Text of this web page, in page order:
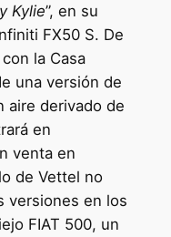
Kylie”, en su
FX50 S. De
la Casa
una versión de
aire derivado de
en
venta en
de Vettel no
versiones en los
FIAT 500, un